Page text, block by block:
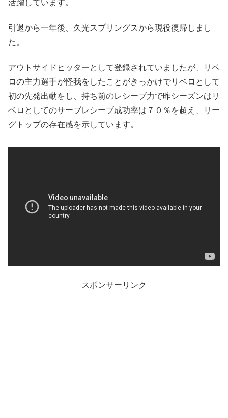
活躍しています。
引退から一年後、久光スプリングスから現役復帰しまし
た。
アウトサイドヒッターとして登録されていましたが、リベ
ロの主力選手が怪我をしたことがきっかけでリベロとして
初の先発出動をし、持ち前のレシーブ力で昨シーズンはリ
ベロとしてのサーブレシーブ成功率は７０％を超え、リー
グトップの存在感を示しています。
スポンサーリンク